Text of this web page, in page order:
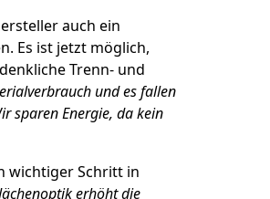
auch ein
Es ist jetzt möglich,
Trenn- und
und es fallen
sparen Energie, da kein
wichtiger Schritt in
erhöht die